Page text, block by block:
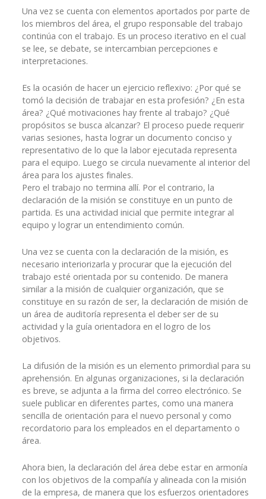
Una vez se cuenta con elementos aportados por parte de
los miembros del área, el grupo responsable del trabajo
continúa con el trabajo. Es un proceso iterativo en el cual
se lee, se debate, se intercambian percepciones e
interpretaciones.
Es la ocasión de hacer un ejercicio reflexivo: ¿Por qué se
tomó la decisión de trabajar en esta profesión? ¿En esta
área? ¿Qué motivaciones hay frente al trabajo? ¿Qué
propósitos se busca alcanzar? El proceso puede requerir
varias sesiones, hasta lograr un documento conciso y
representativo de lo que la labor ejecutada representa
para el equipo. Luego se circula nuevamente al interior del
área para los ajustes finales.
Pero el trabajo no termina allí. Por el contrario, la
declaración de la misión se constituye en un punto de
partida. Es una actividad inicial que permite integrar al
equipo y lograr un entendimiento común.
Una vez se cuenta con la declaración de la misión, es
necesario interiorizarla y procurar que la ejecución del
trabajo esté orientada por su contenido. De manera
similar a la misión de cualquier organización, que se
constituye en su razón de ser, la declaración de misión de
un área de auditoría representa el deber ser de su
actividad y la guía orientadora en el logro de los
objetivos.
La difusión de la misión es un elemento primordial para su
aprehensión. En algunas organizaciones, si la declaración
es breve, se adjunta a la firma del correo electrónico. Se
suele publicar en diferentes partes, como una manera
sencilla de orientación para el nuevo personal y como
recordatorio para los empleados en el departamento o
área.
Ahora bien, la declaración del área debe estar en armonía
con los objetivos de la compañía y alineada con la misión
de la empresa, de manera que los esfuerzos orientadores